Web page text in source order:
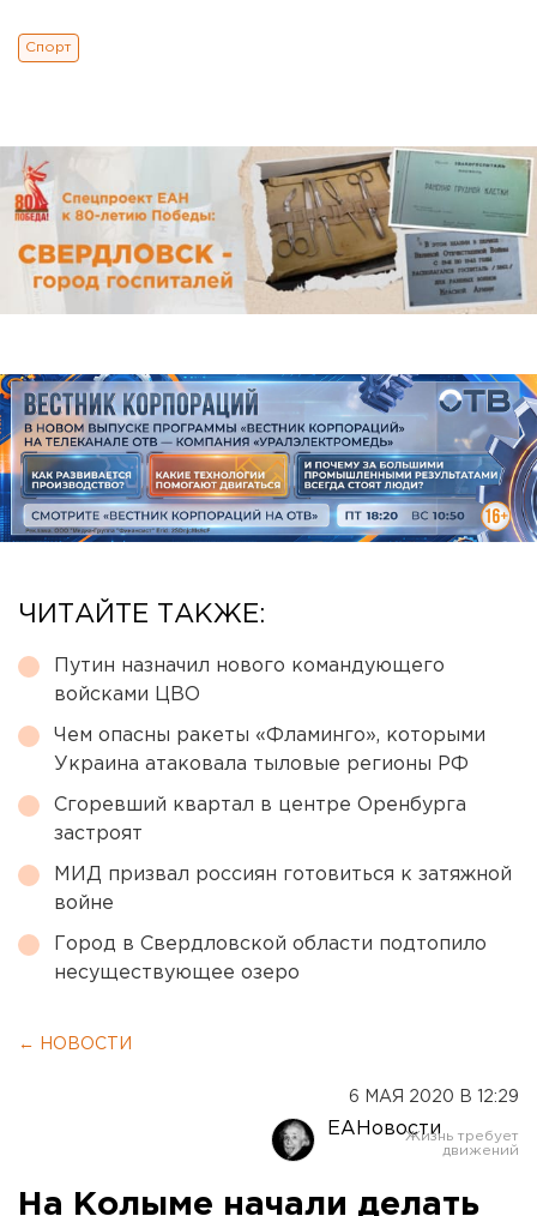
Спорт
ЧИТАЙТЕ ТАКЖЕ:
Путин назначил нового командующего
войсками ЦВО
Чем опасны ракеты «Фламинго», которыми
Украина атаковала тыловые регионы РФ
Сгоревший квартал в центре Оренбурга
застроят
МИД призвал россиян готовиться к затяжной
войне
Город в Свердловской области подтопило
несуществующее озеро
← НОВОСТИ
6 МАЯ 2020 В 12:29
ЕАНовости
На Колыме начали делать